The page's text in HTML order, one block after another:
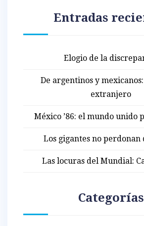
Entradas
Elogio de la
De argentinos y
extranjero
México ’86: el mundo unido
Los gigantes no perdonan
Las locuras del Mundial:
Categorías